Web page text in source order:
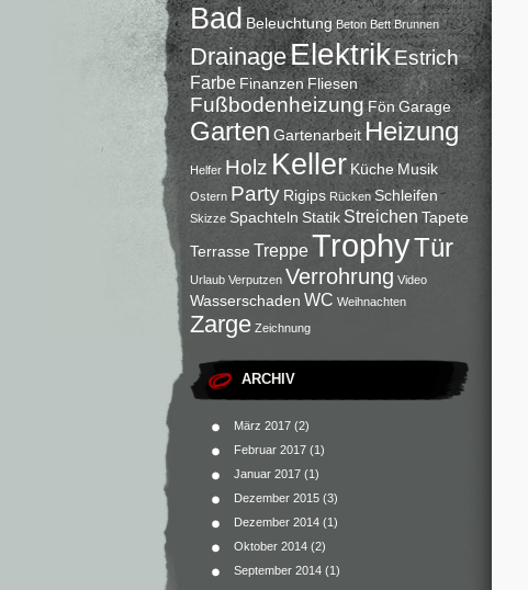
BadBeleuchtung Beton Bett Brunnen
DrainageElektrikEstrich
Farbe FinanzenFliesen
Fußbodenheizung Fön Garage
Garten Gartenarbeit Heizung
Helfer Holz Keller Küche Musik
Ostern Party Rigips Rücken Schleifen
Skizze Spachteln StatikStreichen Tapete
Terrasse TreppeTrophyTür
Urlaub Verputzen Verrohrung Video
Wasserschaden WC Weihnachten
Zarge Zeichnung
ARCHIV
März 2017 (2)
Februar 2017 (1)
Januar 2017 (1)
Dezember 2015 (3)
Dezember 2014 (1)
Oktober 2014 (2)
September 2014 (1)